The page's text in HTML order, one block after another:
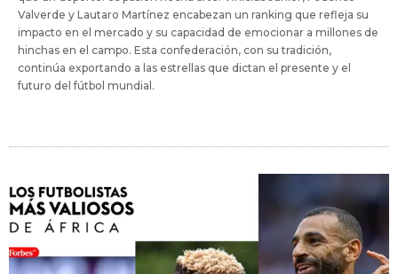
Valverde y Lautaro Martínez encabezan un ranking que refleja su
impacto en el mercado y su capacidad de emocionar a millones de
hinchas en el campo. Esta confederación, con su tradición,
continúa exportando a las estrellas que dictan el presente y el
futuro del fútbol mundial.